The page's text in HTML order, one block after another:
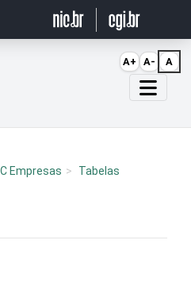
Empresas
Tabelas
A+ A- A